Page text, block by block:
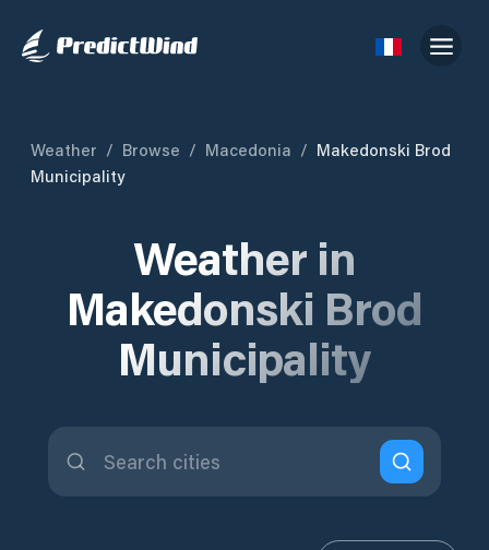
Weather / Browse / Macedonia / Makedonski Brod
Municipality
Weather in
Makedonski Brod
Municipality